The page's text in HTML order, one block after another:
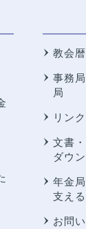
教会
事務
局
リンク
文書
ダウ
年金局
支え
お問